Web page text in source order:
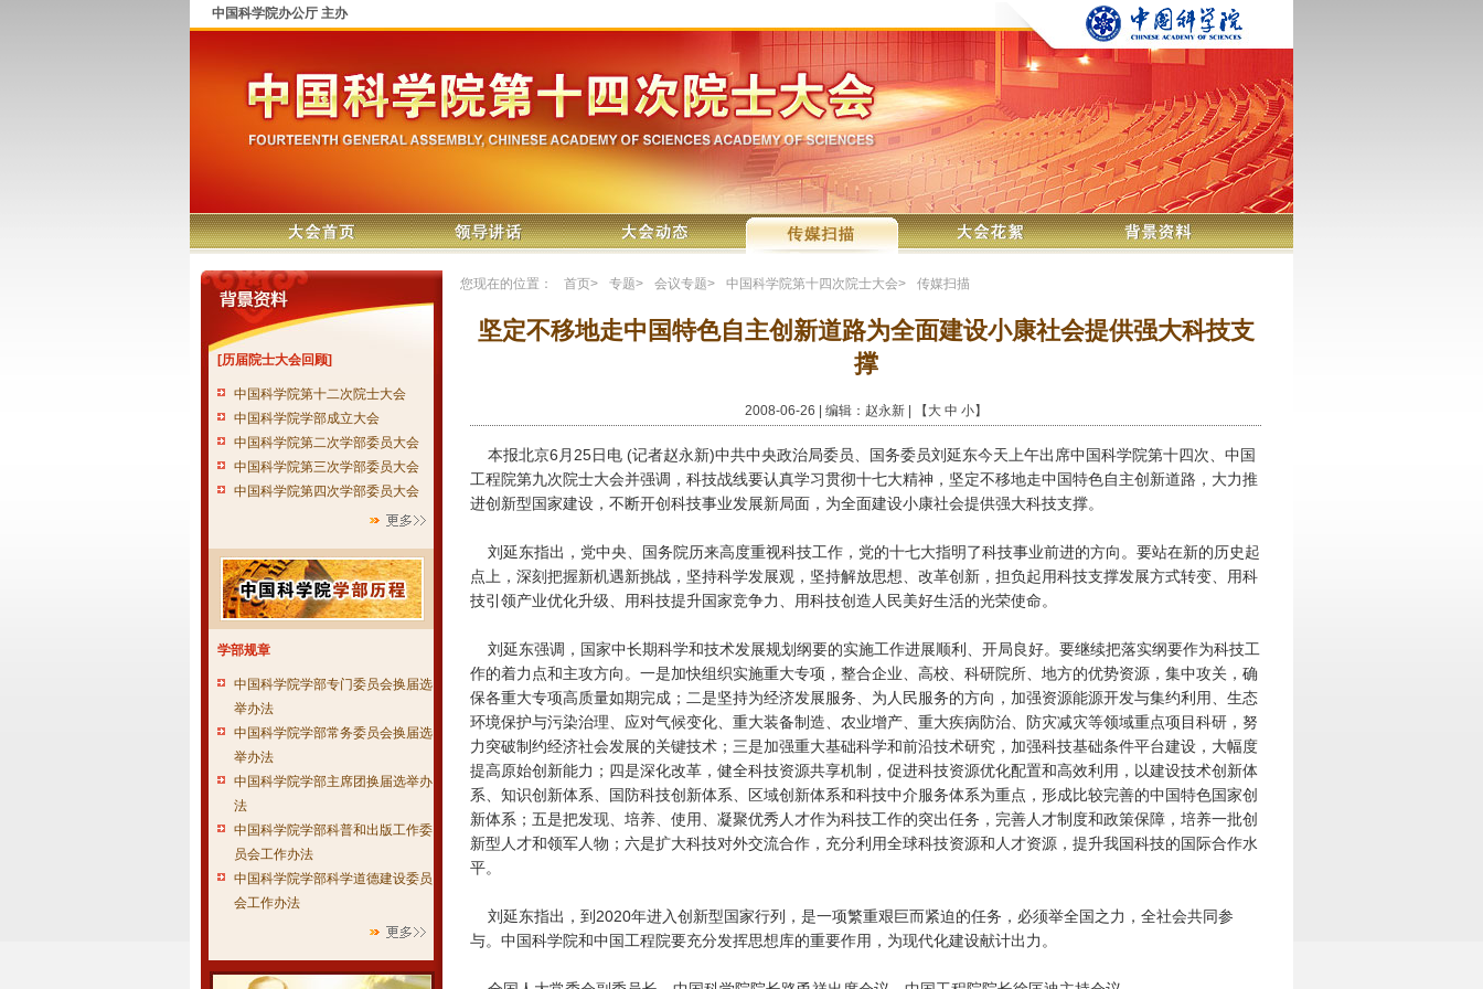
中国科学院办公厅 主办
[历届院士大会回顾]
中国科学院第十二次院士大会
中国科学院学部成立大会
中国科学院第二次学部委员大会
中国科学院第三次学部委员大会
中国科学院第四次学部委员大会
学部规章
中国科学院学部专门委员会换届选
举办法
中国科学院学部常务委员会换届选
举办法
中国科学院学部主席团换届选举办
法
中国科学院学部科普和出版工作委
员会工作办法
中国科学院学部科学道德建设委员
会工作办法
您现在的位置： 首页> 专题> 会议专题> 中国科学院第十四次院士大会> 传媒扫描
坚定不移地走中国特色自主创新道路为全面建设小康社会提供强大科技支
撑
2008-06-26 | 编辑：赵永新 | 【 大 中 小】
本报北京6月25日电 (记者赵永新)中共中央政治局委员、国务委员刘延东今天上午出席中国科学院第十四次、中国
工程院第九次院士大会并强调，科技战线要认真学习贯彻十七大精神，坚定不移地走中国特色自主创新道路，大力推
进创新型国家建设，不断开创科技事业发展新局面，为全面建设小康社会提供强大科技支撑。
刘延东指出，党中央、国务院历来高度重视科技工作，党的十七大指明了科技事业前进的方向。要站在新的历史起
点上，深刻把握新机遇新挑战，坚持科学发展观，坚持解放思想、改革创新，担负起用科技支撑发展方式转变、用科
技引领产业优化升级、用科技提升国家竞争力、用科技创造人民美好生活的光荣使命。
刘延东强调，国家中长期科学和技术发展规划纲要的实施工作进展顺利、开局良好。要继续把落实纲要作为科技工
作的着力点和主攻方向。一是加快组织实施重大专项，整合企业、高校、科研院所、地方的优势资源，集中攻关，确
保各重大专项高质量如期完成；二是坚持为经济发展服务、为人民服务的方向，加强资源能源开发与集约利用、生态
环境保护与污染治理、应对气候变化、重大装备制造、农业增产、重大疾病防治、防灾减灾等领域重点项目科研，努
力突破制约经济社会发展的关键技术；三是加强重大基础科学和前沿技术研究，加强科技基础条件平台建设，大幅度
提高原始创新能力；四是深化改革，健全科技资源共享机制，促进科技资源优化配置和高效利用，以建设技术创新体
系、知识创新体系、国防科技创新体系、区域创新体系和科技中介服务体系为重点，形成比较完善的中国特色国家创
新体系；五是把发现、培养、使用、凝聚优秀人才作为科技工作的突出任务，完善人才制度和政策保障，培养一批创
新型人才和领军人物；六是扩大科技对外交流合作，充分利用全球科技资源和人才资源，提升我国科技的国际合作水
平。
刘延东指出，到2020年进入创新型国家行列，是一项繁重艰巨而紧迫的任务，必须举全国之力，全社会共同参
与。中国科学院和中国工程院要充分发挥思想库的重要作用，为现代化建设献计出力。